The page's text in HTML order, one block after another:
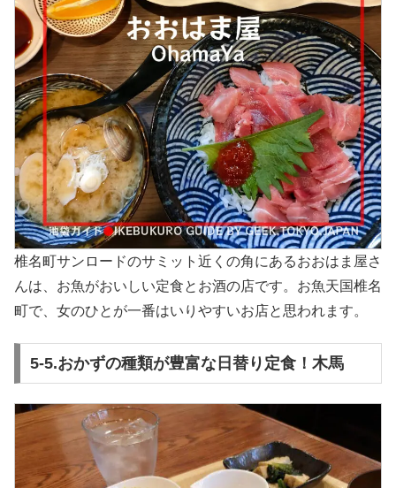
椎名町サンロードのサミット近くの角にあるおおはま屋さ
んは、お魚がおいしい定食とお酒の店です。お魚天国椎名
町で、女のひとが一番はいりやすいお店と思われます。
5-5.おかずの種類が豊富な日替り定食！木馬